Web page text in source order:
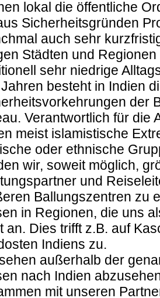
lokal die öffentliche
Sicherheitsgründen
auch sehr
Städten und
sehr niedrige
besteht in Indien
der
Verantwortlich für die
meist islamistische
oder ethnische
wir, soweit möglich,
und
Ballungszentren zu
in Regionen, die uns
an. Dies trifft z.B. auf
Indiens zu.
außerhalb der
nach Indien
mit unseren